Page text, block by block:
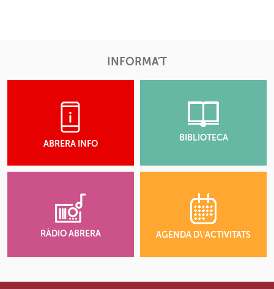
INFORMA'T
ABRERA INFO
BIBLIOTECA
RÀDIO ABRERA AGENDA D\'ACTIVITATS